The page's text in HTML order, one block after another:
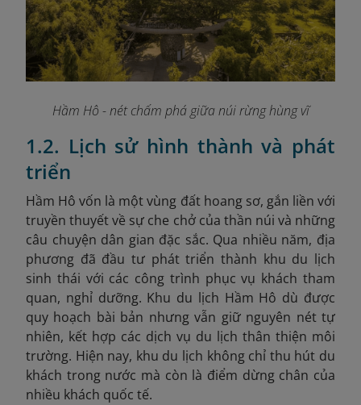
Hầm Hô - nét chấm phá giữa núi rừng hùng vĩ
1.2. Lịch sử hình thành và phát
triển
Hầm Hô vốn là một vùng đất hoang sơ, gắn liền với
truyền thuyết về sự che chở của thần núi và những
câu chuyện dân gian đặc sắc. Qua nhiều năm, địa
phương đã đầu tư phát triển thành khu du lịch
sinh thái với các công trình phục vụ khách tham
quan, nghỉ dưỡng. Khu du lịch Hầm Hô dù được
quy hoạch bài bản nhưng vẫn giữ nguyên nét tự
nhiên, kết hợp các dịch vụ du lịch thân thiện môi
trường. Hiện nay, khu du lịch không chỉ thu hút du
khách trong nước mà còn là điểm dừng chân của
nhiều khách quốc tế.